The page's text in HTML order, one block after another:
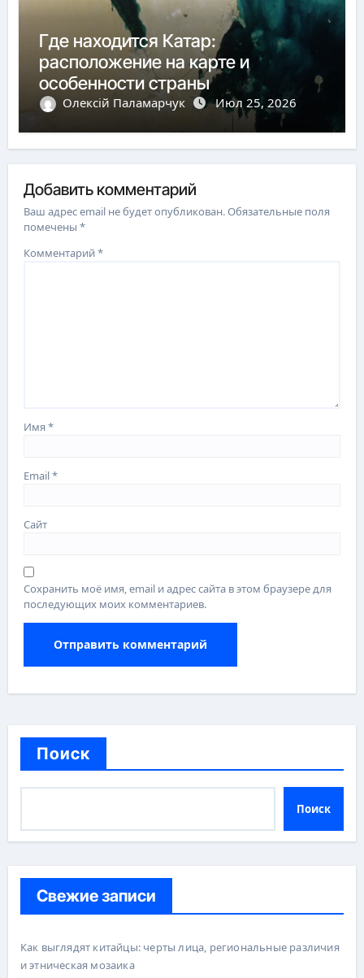
Где находится Катар:
расположение на карте и
особенности страны
Олексій Паламарчук Июл 25, 2026
Добавить комментарий
Ваш адрес email не будет опубликован.Обязательные поля
помечены*
Комментарий*
Имя*
Email*
Сайт
Сохранить моё имя, email и адрес сайта в этом браузере для
последующих моих комментариев.
Поиск
Поиск
Свежие записи
Как выглядят китайцы: черты лица, региональные различия
и этническая мозаика